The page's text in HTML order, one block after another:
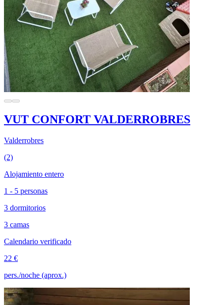
VUT CONFORT VALDERROBRES
Valderrobres
(2)
Alojamiento entero
1 - 5 personas
3 dormitorios
3 camas
Calendario verificado
22 €
pers./noche (aprox.)